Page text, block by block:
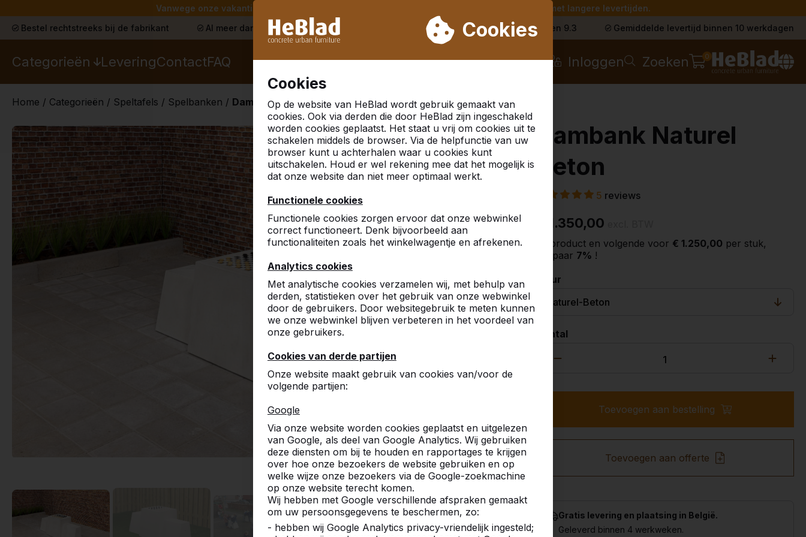
Vanwege onze vakantie leveren wij niet van week 31 t/m week 33. Houdt u daarom rekening met langere levertijden.
Cookies
Cookies
Op de website van HeBlad wordt gebruik gemaakt van
cookies. Ook via derden die door HeBlad zijn ingeschakeld
worden cookies geplaatst. Het staat u vrij om cookies uit te
schakelen middels de browser. Via de helpfunctie van uw
browser kunt u achterhalen waar u cookies kunt
uitschakelen. Houd er wel rekening mee dat het mogelijk is
dat onze website dan niet meer optimaal werkt.
Functionele cookies
Functionele cookies zorgen ervoor dat onze webwinkel
correct functioneert. Denk bijvoorbeeld aan
functionaliteiten zoals het winkelwagentje en afrekenen.
Analytics cookies
Met analytische cookies verzamelen wij, met behulp van
derden, statistieken over het gebruik van onze webwinkel
door de gebruikers. Door websitegebruik te meten kunnen
we onze webwinkel blijven verbeteren in het voordeel van
onze gebruikers.
Cookies van derde partijen
Onze website maakt gebruik van cookies van/voor de
volgende partijen:
Google
Via onze website worden cookies geplaatst en uitgelezen
van Google, als deel van Google Analytics. Wij gebruiken
deze diensten om bij te houden en rapportages te krijgen
over hoe onze bezoekers de website gebruiken en op
welke wijze onze bezoekers via de Google-zoekmachine
op onze website terecht komen.
Wij hebben met Google verschillende afspraken gemaakt
om uw persoonsgegevens te beschermen, zo:
- hebben wij Google Analytics privacy-vriendelijk ingesteld;
Bestel rechtstreeks bij de fabrikant Al meer dan 30.000 producten verkocht Klanten beoordelen HeBlad met een 9.3 Gemiddelde levertijd binnen 10 werkdagen
Categorieën LeveringContactFAQ Inloggen Zoeken 0
Home / Categorieën / Speltafels / Spelbanken / Dambank Naturel Beton
Dambank Naturel
Beton
5 reviews
€ 1.350,00
2e product en volgende voor € 1.250,00 per stuk,
bespaar 7% !
Kleur
Aantal
Toevoegen aan bestelling
Toevoegen aan offerte
Gratis levering en plaatsing in België.
Geleverd binnen 4 werkweken.